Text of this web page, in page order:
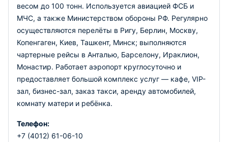
весом до 100 тонн. Используется авиацией ФСБ и
МЧС, а также Министерством обороны РФ. Регулярно
осуществляются перелёты в Ригу, Берлин, Москву,
Копенгаген, Киев, Ташкент, Минск; выполняются
чартерные рейсы в Анталью, Барселону, Ираклион,
Монастир. Работает аэропорт круглосуточно и
предоставляет большой комплекс услуг — кафе, VIP-
зал, бизнес-зал, заказ такси, аренду автомобилей,
комнату матери и ребёнка.
Телефон:
+7 (4012) 61-06-10